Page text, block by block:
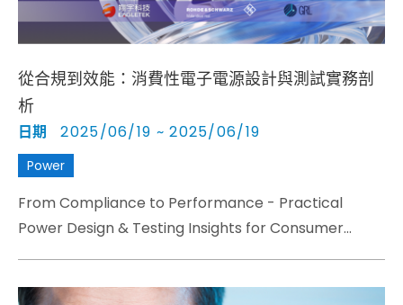
從合規到效能：消費性電子電源設計與測試實務剖
析
日期 2025/06/19 ~ 2025/06/19
Power
From Compliance to Performance - Practical
Power Design & Testing Insights for Consumer